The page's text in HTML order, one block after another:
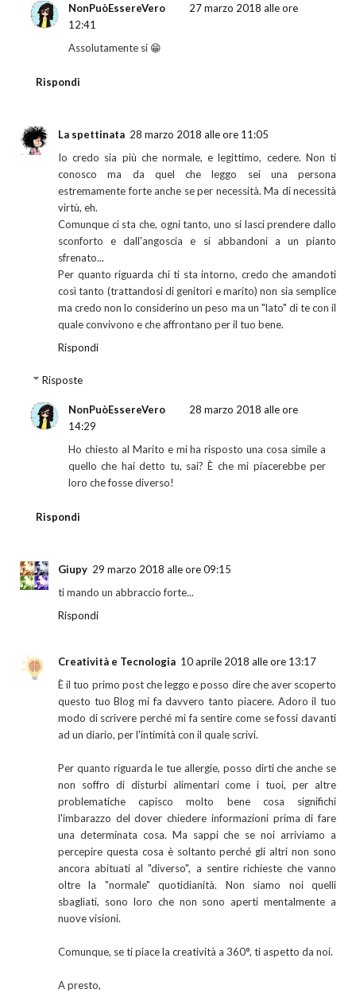
NonPuòEssereVero
27 marzo 2018 alle ore
12:41
Assolutamente si 😁
Rispondi
La spettinata 28 marzo 2018 alle ore 11:05
Io credo sia più che normale, e legittimo, cedere. Non ti
conosco ma da quel che leggo sei una persona
estremamente forte anche se per necessità. Ma di necessità
virtù, eh.
Comunque ci sta che, ogni tanto, uno si lasci prendere dallo
sconforto e dall'angoscia e si abbandoni a un pianto
sfrenato...
Per quanto riguarda chi ti sta intorno, credo che amandoti
così tanto (trattandosi di genitori e marito) non sia semplice
ma credo non lo considerino un peso ma un "lato" di te con il
quale convivono e che affrontano per il tuo bene.
Rispondi
Risposte
NonPuòEssereVero
28 marzo 2018 alle ore
14:29
Ho chiesto al Marito e mi ha risposto una cosa simile a
quello che hai detto tu, sai? È che mi piacerebbe per
loro che fosse diverso!
Rispondi
Giupy 29 marzo 2018 alle ore 09:15
ti mando un abbraccio forte...
Rispondi
Creatività e Tecnologia 10 aprile 2018 alle ore 13:17
È il tuo primo post che leggo e posso dire che aver scoperto
questo tuo Blog mi fa davvero tanto piacere. Adoro il tuo
modo di scrivere perché mi fa sentire come se fossi davanti
ad un diario, per l'intimità con il quale scrivi.
Per quanto riguarda le tue allergie, posso dirti che anche se
non soffro di disturbi alimentari come i tuoi, per altre
problematiche capisco molto bene cosa significhi
l'imbarazzo del dover chiedere informazioni prima di fare
una determinata cosa. Ma sappi che se noi arriviamo a
percepire questa cosa è soltanto perché gli altri non sono
ancora abituati al "diverso", a sentire richieste che vanno
oltre la "normale" quotidianità. Non siamo noi quelli
sbagliati, sono loro che non sono aperti mentalmente a
nuove visioni.
Comunque, se ti piace la creatività a 360°, ti aspetto da noi.
A presto,